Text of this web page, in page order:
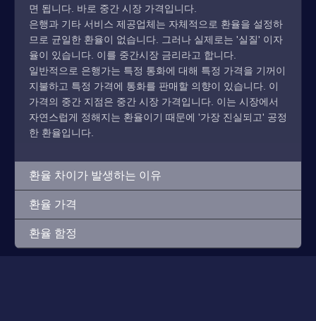
면 됩니다. 바로 중간 시장 가격입니다.
은행과 기타 서비스 제공업체는 자체적으로 환율을 설정하
므로 균일한 환율이 없습니다. 그러나 실제로는 '실질' 이자
율이 있습니다. 이를 중간시장 금리라고 합니다.
일반적으로 은행가는 특정 통화에 대해 특정 가격을 기꺼이
지불하고 특정 가격에 통화를 판매할 의향이 있습니다. 이
가격의 중간 지점은 중간 시장 가격입니다. 이는 시장에서
자연스럽게 정해지는 환율이기 때문에 '가장 진실되고' 공정
한 환율입니다.
환율 차이가 발생하는 이유
환율 가격
환율 함정